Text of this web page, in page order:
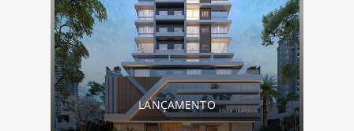
LANÇAMENTO